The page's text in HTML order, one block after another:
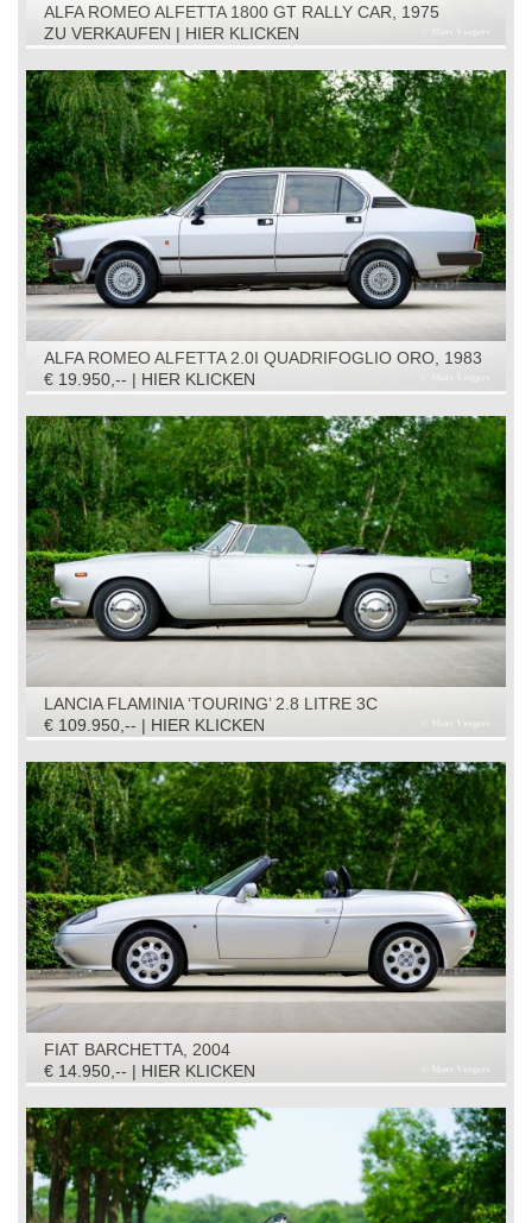
ALFA ROMEO ALFETTA 1800 GT RALLY CAR, 1975
ZU VERKAUFEN | HIER KLICKEN
ALFA ROMEO ALFETTA 2.0I QUADRIFOGLIO ORO, 1983
€ 19.950,-- | HIER KLICKEN
LANCIA FLAMINIA ‘TOURING’ 2.8 LITRE 3C
CONVERTIBLE, 1966
€ 109.950,-- | HIER KLICKEN
FIAT BARCHETTA, 2004
€ 14.950,-- | HIER KLICKEN